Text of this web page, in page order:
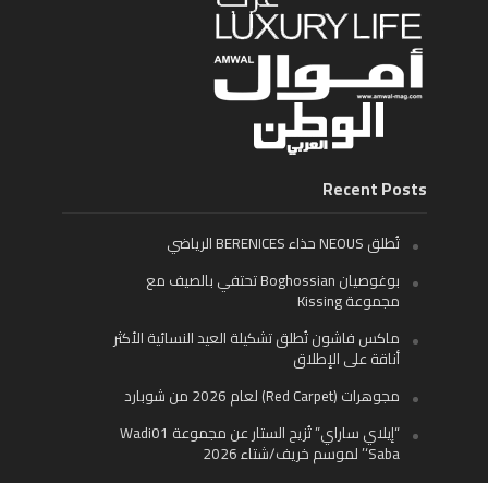
Recent Posts
تُطلق NEOUS حذاء BERENICES الرياضي
بوغوصيان Boghossian تحتفي بالصيف مع
مجموعة Kissing
ماكس فاشون تُطلق تشكيلة العيد النسائية الأكثر
أناقة على الإطلاق
مجوهرات (Red Carpet) لعام 2026 من شوبارد
“إيلاي ساراي” تُزيح الستار عن مجموعة Wadi01
‘Saba’ لموسم خريف/شتاء 2026